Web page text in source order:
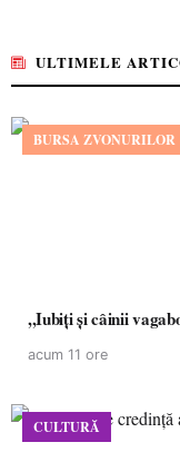
ULTIMELE
BURSA ZVONURILOR
,,Iubiți și câinii
acum 11 ore
CULTURĂ